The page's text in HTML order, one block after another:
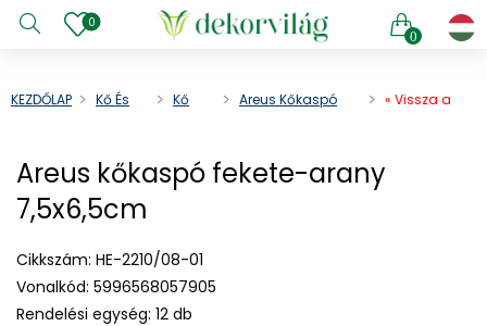
0
0
KEZDŐLAP
Kő És
Kő
Areus Kőkaspó
« Vissza a
menu
menu
menu
Areus kőkaspó fekete-arany
7,5x6,5cm
Cikkszám: HE-2210/08-01
Vonalkód: 5996568057905
Rendelési egység: 12 db